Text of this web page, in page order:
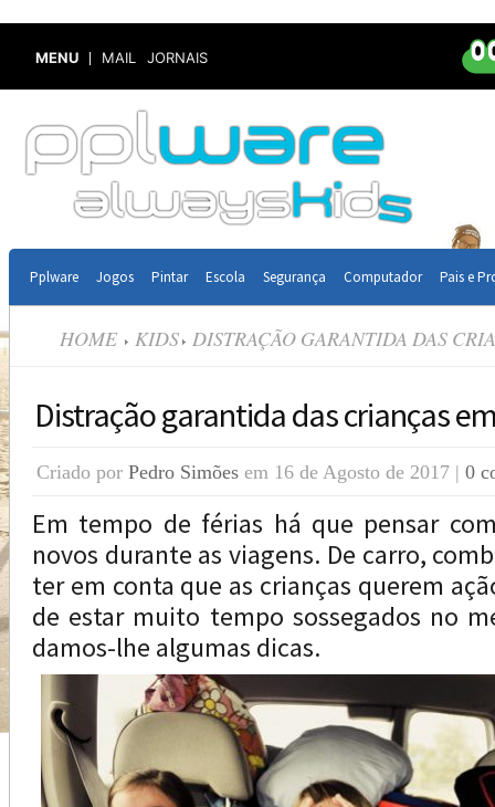
MENU MAIL JORNAIS
Pplware Jogos Pintar Escola Segurança Computador Pais e
HOME KIDS DISTRAÇÃO GARANTIDA DAS
Distração garantida das crianças
Criado por Pedro Simões em 16 de Agosto de 2017 | 0
Em tempo de férias há que pensar
novos durante as viagens. De carro,
ter em conta que as crianças querem
de estar muito tempo sossegados no
damos-lhe algumas dicas.